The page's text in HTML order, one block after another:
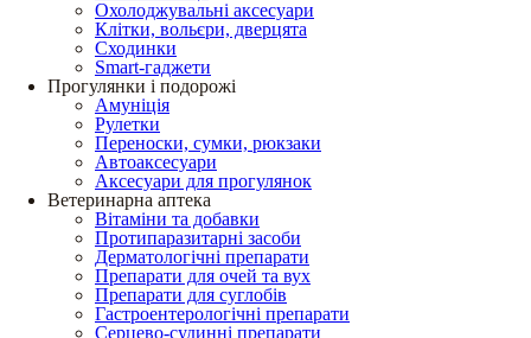
Охолоджувальні аксесуари
Клітки, вольєри, дверцята
Сходинки
Smart-гаджети
Прогулянки і подорожі
Амуніція
Рулетки
Переноски, сумки, рюкзаки
Автоаксесуари
Аксесуари для прогулянок
Ветеринарна аптека
Вітаміни та добавки
Протипаразитарні засоби
Дерматологічні препарати
Препарати для очей та вух
Препарати для суглобів
Гастроентерологічні препарати
Серцево-судинні препарати